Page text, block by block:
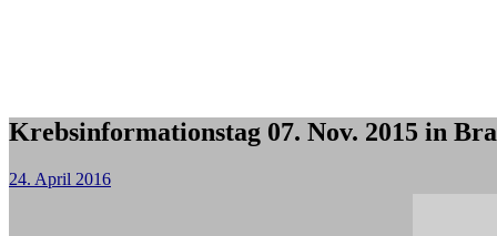
Krebsinformationstag 07. Nov. 2015 in
24. April 2016